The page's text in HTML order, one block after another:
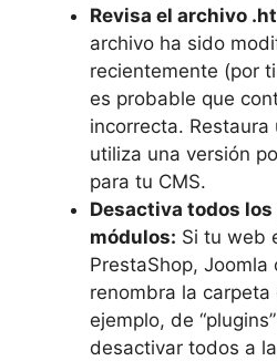
Revisa el archivo
archivo ha sido
recientemente (por
es probable que
incorrecta.
utiliza una versión
para tu CMS.
Desactiva todos
módulos: Si tu web
PrestaShop, Joomla
renombra la
ejemplo, de
desactivar todos a